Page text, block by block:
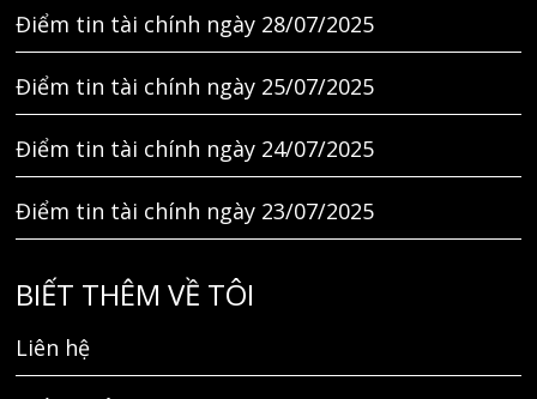
Điểm tin tài chính ngày 28/07/2025
Điểm tin tài chính ngày 25/07/2025
Điểm tin tài chính ngày 24/07/2025
Điểm tin tài chính ngày 23/07/2025
BIẾT THÊM VỀ TÔI
Liên hệ